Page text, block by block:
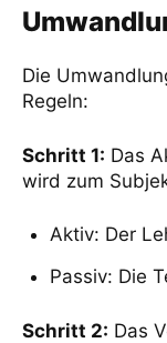
Die
Regeln:
Schritt 1: Das
wird zum
Aktiv: Der
Passiv: Die
Schritt 2: Das